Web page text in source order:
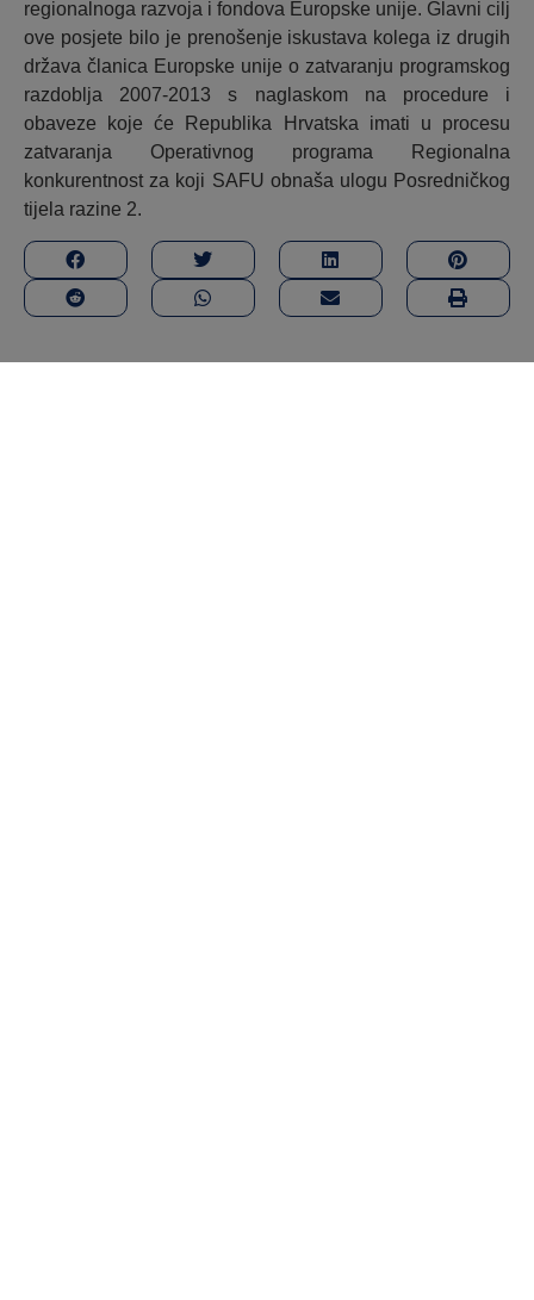
regionalnoga razvoja i fondova Europske unije. Glavni cilj
ove posjete bilo je prenošenje iskustava kolega iz drugih
država članica Europske unije o zatvaranju programskog
razdoblja 2007-2013 s naglaskom na procedure i
obaveze koje će Republika Hrvatska imati u procesu
zatvaranja Operativnog programa Regionalna
konkurentnost za koji SAFU obnaša ulogu Posredničkog
tijela razine 2.